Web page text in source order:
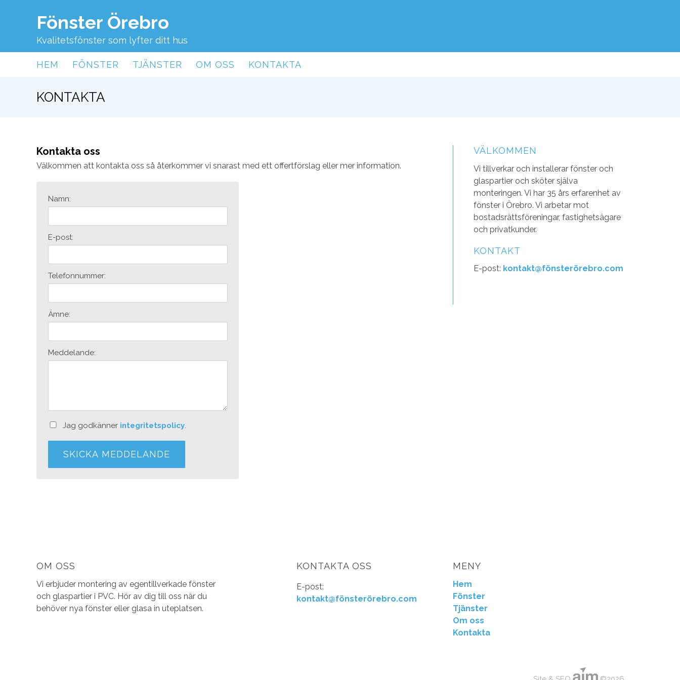
Fönster Örebro
Kvalitetsfönster som lyfter ditt hus
HEM FÖNSTER TJÄNSTER OM OSS KONTAKTA
KONTAKTA
Kontakta oss
Välkommen att kontakta oss så återkommer vi snarast med ett offertförslag eller mer information.
Namn:
E-post:
Telefonnummer:
Ämne:
Meddelande:
Jag godkänner integritetspolicy
VÄLKOMMEN
Vi tillverkar och installerar fönster och
glaspartier och sköter själva
monteringen. Vi har 35 års erfarenhet av
fönster i Örebro. Vi arbetar mot
bostadsrättsföreningar, fastighetsägare
och privatkunder.
KONTAKT
E-post: kontakt@fönsterörebro.com
OM OSS
Vi erbjuder montering av egentillverkade fönster
och glaspartier i PVC. Hör av dig till oss när du
behöver nya fönster eller glasa in uteplatsen.
KONTAKTA OSS
E-post:
kontakt@fönsterörebro.com
MENY
Hem
Fönster
Tjänster
Om oss
Kontakta